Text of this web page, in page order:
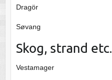
Dragör
Søvang
Skog, strand etc.
Vestamager